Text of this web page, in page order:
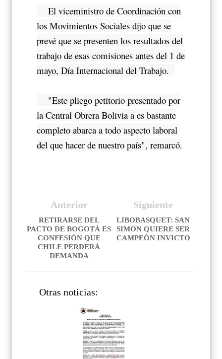
El viceministro de Coordinación con
los Movimientos Sociales dijo que se
prevé que se presenten los resultados del
trabajo de esas comisiones antes del 1 de
mayo, Día Internacional del Trabajo.
"Este pliego petitorio presentado por
la Central Obrera Bolivia a es bastante
completo abarca a todo aspecto laboral
del que hacer de nuestro país", remarcó.
Siguiente
LIBOBASQUET: SAN
SIMON QUIERE SER
CAMPEÓN INVICTO
Anterior
RETIRARSE DEL
PACTO DE BOGOTÁ ES
CONFESIÓN QUE
CHILE PERDERÁ
DEMANDA
Otras noticias: